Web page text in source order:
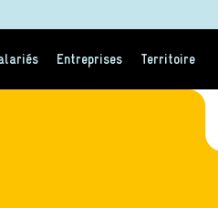
Entreprises Territoire